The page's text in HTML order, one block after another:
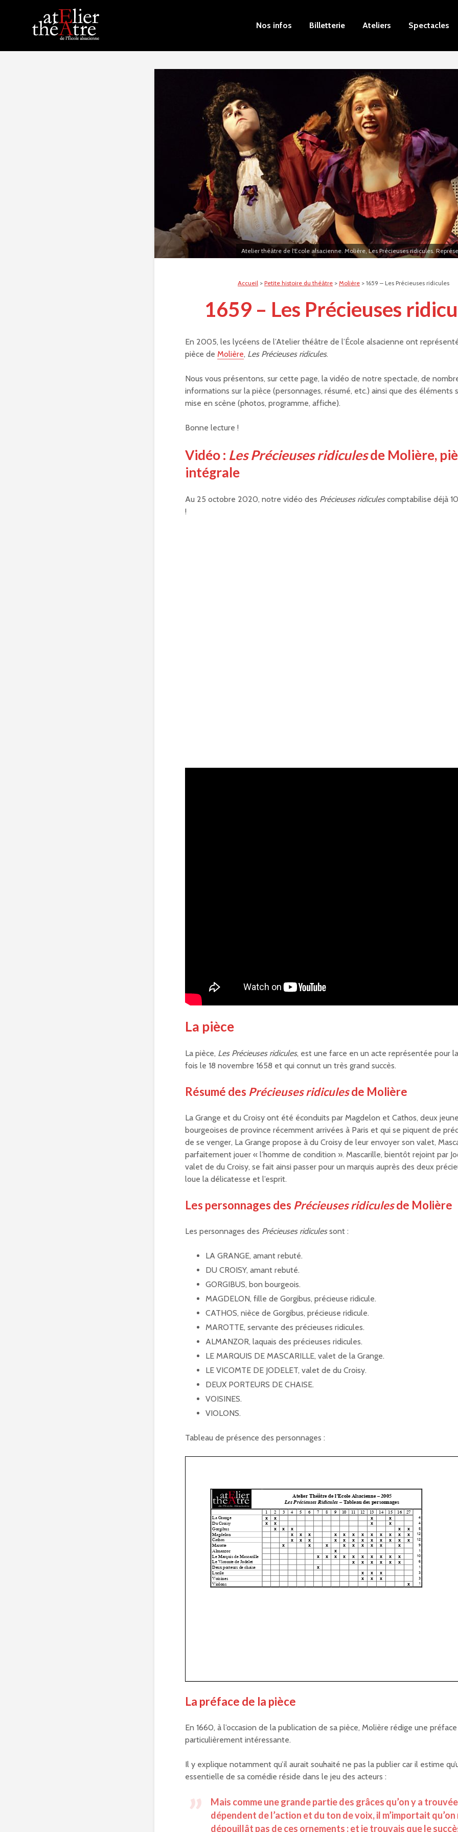
Nos infos Billetterie Ateliers Spectacles
Atelier théâtre de l'Ecole alsacienne. Molière, Les Précieuses ridicules.
Accueil > Petite histoire du théâtre > Molière > 1659 – Les Précieuses ridicules
1659 – Les Précieuses
En 2005, les lycéens de l’Atelier théâtre de l’École alsacienne ont
pièce de Molière, Les Précieuses ridicules.
Nous vous présentons, sur cette page, la vidéo de notre spectacle, de
informations sur la pièce (personnages, résumé, etc.) ainsi que des éléments
mise en scène (photos, programme, affiche).
Bonne lecture !
Vidéo : Les Précieuses ridiculesde Molière,
intégrale
Au 25 octobre 2020, notre vidéo des Précieuses ridiculescomptabilise déjà
!
La pièce
La pièce, Les Précieuses ridicules, est une farce en un acte représentée pour
fois le 18 novembre 1658 et qui connut un très grand succès.
Résumé des Précieuses ridiculesde Molière
La Grange et du Croisy ont été éconduits par Magdelon et Cathos, deux
bourgeoises de province récemment arrivées à Paris et qui se piquent de
de se venger, La Grange propose à du Croisy de leur envoyer son valet,
parfaitement jouer « l’homme de condition ». Mascarille, bientôt rejoint par
valet de du Croisy, se fait ainsi passer pour un marquis auprès des deux
loue la délicatesse et l’esprit.
Les personnages des Précieuses ridiculesde Molière
Les personnages des Précieuses ridiculessont :
LA GRANGE, amant rebuté.
DU CROISY, amant rebuté.
GORGIBUS, bon bourgeois.
MAGDELON, fille de Gorgibus, précieuse ridicule.
CATHOS, nièce de Gorgibus, précieuse ridicule.
MAROTTE, servante des précieuses ridicules.
ALMANZOR, laquais des précieuses ridicules.
LE MARQUIS DE MASCARILLE, valet de la Grange.
LE VICOMTE DE JODELET, valet de du Croisy.
DEUX PORTEURS DE CHAISE.
VOISINES.
VIOLONS.
Tableau de présence des personnages :
La préface de la pièce
En 1660, à l’occasion de la publication de sa pièce, Molière rédige une préface
particulièrement intéressante.
Il y explique notamment qu’il aurait souhaité ne pas la publier car il estime
essentielle de sa comédie réside dans le jeu des acteurs :
Mais comme une grande partie des grâces qu’on y a
dépendent de l’action et du ton de voix, il m’importait qu’on
dépouillât pas de ces ornements ; et je trouvais que le